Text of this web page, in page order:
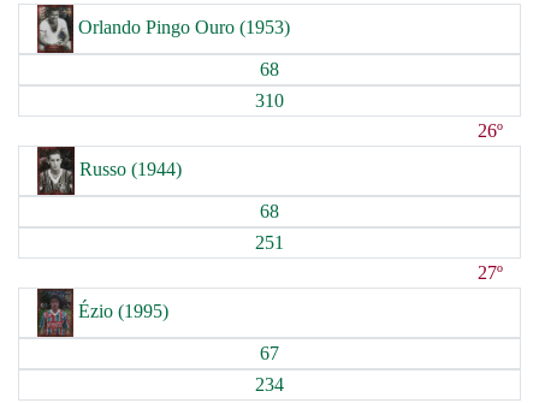
Orlando Pingo Ouro (1953)
68
310
26º
Russo (1944)
68
251
27º
Ézio (1995)
67
234